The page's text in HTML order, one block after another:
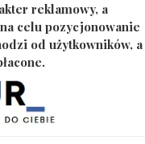
reklamowy, a
celu pozycjonowanie
od użytkowników, a